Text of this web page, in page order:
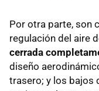
Por otra parte, son
regulación del aire
cerrada
diseño
trasero; y los bajos